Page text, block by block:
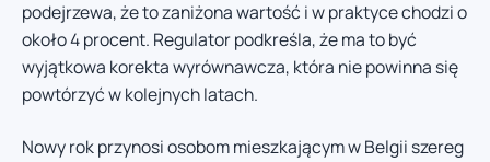
podejrzewa, że to zaniżona wartość i w praktyce chodzi o
około 4 procent. Regulator podkreśla, że ma to być
wyjątkowa korekta wyrównawcza, która nie powinna się
powtórzyć w kolejnych latach.
Nowy rok przynosi osobom mieszkającym w Belgii szereg